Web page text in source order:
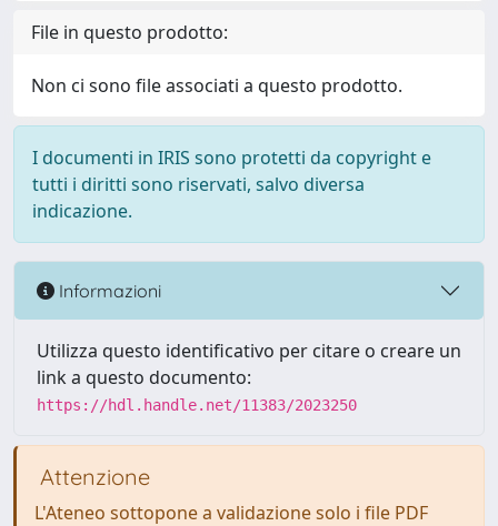
File in questo prodotto:
Non ci sono file associati a questo prodotto.
I documenti in IRIS sono protetti da copyright e
tutti i diritti sono riservati, salvo diversa
indicazione.
Informazioni
Utilizza questo identificativo per citare o creare un
link a questo documento:
https://hdl.handle.net/11383/2023250
Attenzione
L'Ateneo sottopone a validazione solo i file PDF